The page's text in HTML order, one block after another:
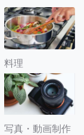
料理
写真・動画制作